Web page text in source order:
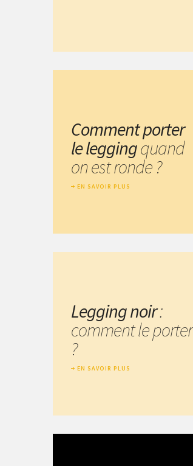
Comment porter
le leggingquand
on est ronde ?
EN SAVOIR PLUS
Legging noir:
comment le porter
?
EN SAVOIR PLUS